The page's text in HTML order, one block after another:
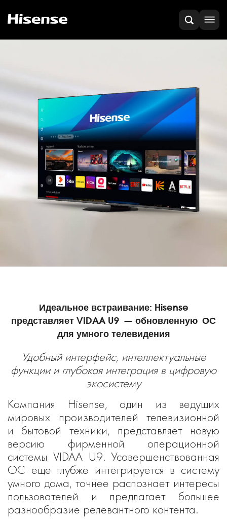
Идеальное встраивание: Hisense
представляет VIDAA U9 — обновленную ОС
для умного телевидения
Удобный интерфейс, интеллектуальные
функции и глубокая интеграция в цифровую
экосистему
Компания Hisense, один из ведущих
мировых производителей телевизионной
и бытовой техники, представляет новую
версию фирменной операционной
системы VIDAA U9. Усовершенствованная
ОС еще глубже интегрируется в систему
умного дома, точнее распознает интересы
пользователей и предлагает большее
разнообразие релевантного контента.